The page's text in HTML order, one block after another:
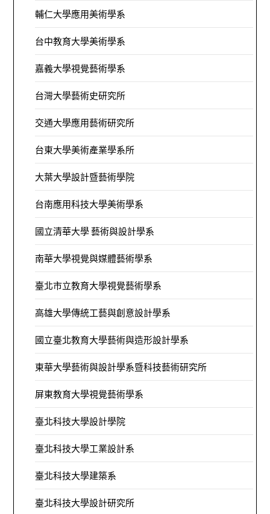
輔仁大學應用美術學系
台中教育大學美術學系
嘉義大學視覺藝術學系
台灣大學藝術史研究所
交通大學應用藝術研究所
台東大學美術產業學系所
大葉大學設計暨藝術學院
台南應用科技大學美術學系
國立清華大學 藝術與設計學系
南華大學視覺與媒體藝術學系
臺北市立教育大學視覺藝術學系
高雄大學傳統工藝與創意設計學系
國立臺北教育大學藝術與造形設計學系
東華大學藝術與設計學系暨科技藝術研究所
屏東教育大學視覺藝術學系
臺北科技大學設計學院
臺北科技大學工業設計系
臺北科技大學建築系
臺北科技大學設計研究所